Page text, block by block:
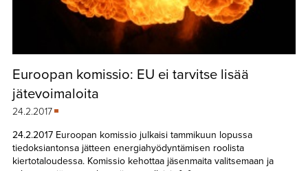
Euroopan komissio: EU ei tarvitse lisää
jätevoimaloita
24.2.2017
24.2.2017 Euroopan komissio julkaisi tammikuun lopussa
tiedoksiantonsa jätteen energiahyödyntämisen roolista
kiertotaloudessa. Komissio kehottaa jäsenmaita valitsemaan ja